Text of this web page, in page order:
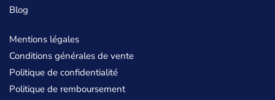
Blog
Mentions légales
Conditions générales de vente
Politique de confidentialité
Politique de remboursement